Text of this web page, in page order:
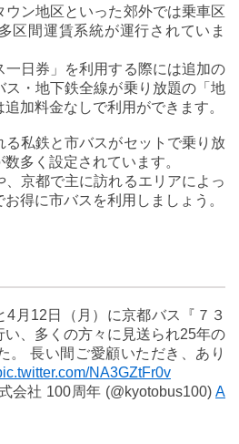
ウン地区といった郊外では乗車区
区間運賃系統が運行されていま
一日券」を利用する際には追加の
ス・地下鉄全線が乗り放題の「地
加料金なしで利用ができます。
る私鉄と市バスがセットで乗り放
多く設定されています。
京都で主に訪れるエリアによっ
得に市バスを利用しましょう。
4月12日（月）に京都バス『７３
、多くの方々に見送られ25年の
。 長い間ご愛顧いただき、あり
NA3GZtFr0v
会社 100周年 (@kyotobus100) A